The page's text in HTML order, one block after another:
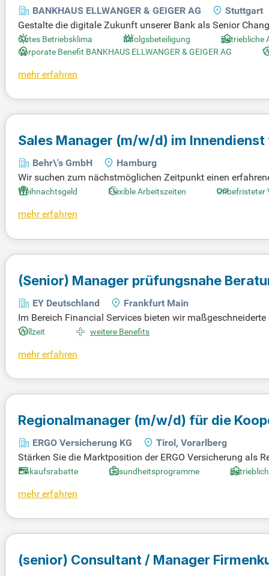
BANKHAUS ELLWANGER & GEIGER AG
Stuttgart
Gestalte die digitale Zukunft unserer Bank als Senior
lposition entwickelst du die bankweite Prozesslandschaft
zentrale Schnittstelle zwischen Fachbereichen, IT und
en, von der Planung bis zur Implementierung. Sei der
Gutes Betriebsklima Erfolgsbeteiligung Betriebliche
Corporate Benefit BANKHAUS ELLWANGER & GEIGER AG
mehr erfahren
Sales Manager (m/w/d) im Innendienst
Behr\'s GmbH
Hamburg
Wir suchen zum nächstmöglichen Zeitpunkt einen
uf von Datenbanklizenzen und Seminaren an
estens 3 Jahren Erfahrung im Vertrieb an Entscheider
Weihnachtsgeld Flexible Arbeitszeiten Unbefristeter
mehr erfahren
(Senior) Manager prüfungsnahe
EY Deutschland
Frankfurt Main
Im Bereich Financial Services bieten wir
m in Frankfurt/Main, Düsseldorf und München unterstützt
und begleiten die Einführung neuer
Vollzeit weitere Benefits
mehr erfahren
Regionalmanager (m/w/d) für die
ERGO Versicherung KG
Tirol, Vorarlberg
Stärken Sie die Marktposition der ERGO Versicherung
g. Bringen Sie Ihre vertriebserfahrene
Einkaufsrabatte Gesundheitsprogramme
mehr erfahren
(senior) Consultant / Manager